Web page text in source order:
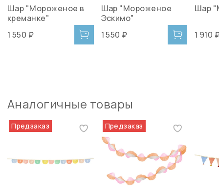
Шар "Мороженое в
креманке"
1 550 ₽
Шар "Мороженое
Эскимо"
1 550 ₽
Шар
1 910
Аналогичные товары
Предзаказ Предзаказ